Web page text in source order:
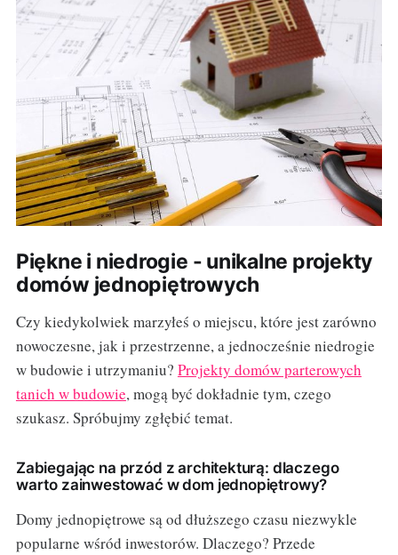
Piękne i niedrogie - unikalne projekty
domów jednopiętrowych
Czy kiedykolwiek marzyłeś o miejscu, które jest zarówno
nowoczesne, jak i przestrzenne, a jednocześnie niedrogie
w budowie i utrzymaniu? Projekty domów parterowych
tanich w budowie, mogą być dokładnie tym, czego
szukasz. Spróbujmy zgłębić temat.
Zabiegając na przód z architekturą: dlaczego
warto zainwestować w dom jednopiętrowy?
Domy jednopiętrowe są od dłuższego czasu niezwykle
popularne wśród inwestorów. Dlaczego? Przede